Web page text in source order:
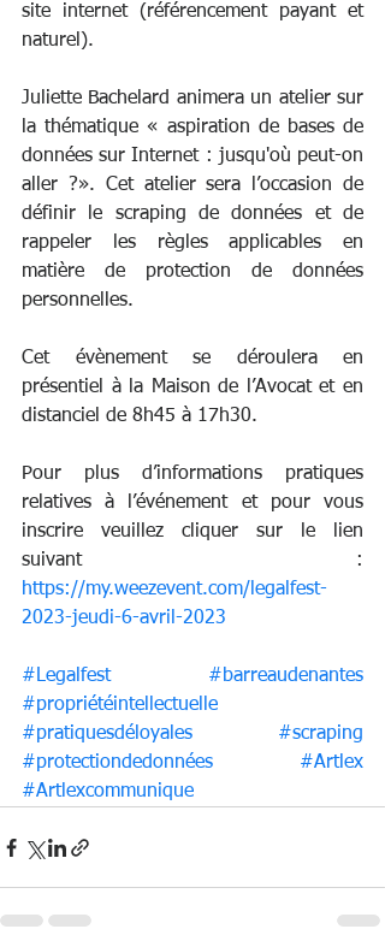
site internet (référencement payant et
naturel).
Juliette Bachelard animera un atelier sur
la thématique « aspiration de bases de
données sur Internet : jusqu'où peut-on
aller ?». Cet atelier sera l’occasion de
définir le scraping de données et de
rappeler les règles applicables en
matière de protection de données
personnelles.
Cet évènement se déroulera en
présentiel à la Maison de l’Avocat et en
distanciel de 8h45 à 17h30.
Pour plus d’informations pratiques
relatives à l’événement et pour vous
inscrire veuillez cliquer sur le lien
suivant :
https://my.weezevent.com/legalfest-
2023-jeudi-6-avril-2023
#Legalfest
#barreaudenantes
#propriétéintellectuelle
#pratiquesdéloyales
#scraping
#protectiondedonnées
#Artlex
#Artlexcommunique